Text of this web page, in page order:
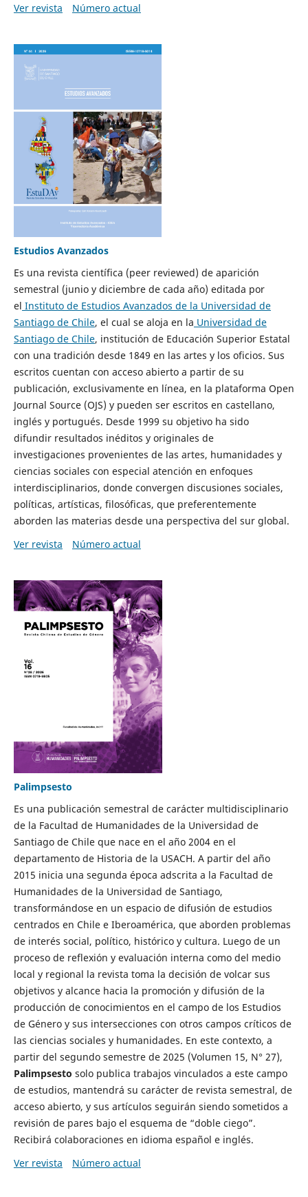
Ver revista
Número actual
Estudios Avanzados
Es una revista científica (peer reviewed) de aparición
semestral (junio y diciembre de cada año) editada por
el Instituto de Estudios Avanzados de la Universidad de
Santiago de Chile, el cual se aloja en la Universidad de
Santiago de Chile, institución de Educación Superior Estatal
con una tradición desde 1849 en las artes y los oficios. Sus
escritos cuentan con acceso abierto a partir de su
publicación, exclusivamente en línea, en la plataforma Open
Journal Source (OJS) y pueden ser escritos en castellano,
inglés y portugués. Desde 1999 su objetivo ha sido
difundir resultados inéditos y originales de
investigaciones provenientes de las artes, humanidades y
ciencias sociales con especial atención en enfoques
interdisciplinarios, donde convergen discusiones sociales,
políticas, artísticas, filosóficas, que preferentemente
aborden las materias desde una perspectiva del sur global.
Ver revista
Número actual
Palimpsesto
Es una publicación semestral de carácter multidisciplinario
de la Facultad de Humanidades de la Universidad de
Santiago de Chile que nace en el año 2004 en el
departamento de Historia de la USACH. A partir del año
2015 inicia una segunda época adscrita a la Facultad de
Humanidades de la Universidad de Santiago,
transformándose en un espacio de difusión de estudios
centrados en Chile e Iberoamérica, que aborden problemas
de interés social, político, histórico y cultura. Luego de un
proceso de reflexión y evaluación interna como del medio
local y regional la revista toma la decisión de volcar sus
objetivos y alcance hacia la promoción y difusión de la
producción de conocimientos en el campo de los Estudios
de Género y sus intersecciones con otros campos críticos de
las ciencias sociales y humanidades. En este contexto, a
partir del segundo semestre de 2025 (Volumen 15, N° 27),
Palimpsesto solo publica trabajos vinculados a este campo
de estudios, mantendrá su carácter de revista semestral, de
acceso abierto, y sus artículos seguirán siendo sometidos a
revisión de pares bajo el esquema de “doble ciego”.
Recibirá colaboraciones en idioma español e inglés.
Ver revista
Número actual